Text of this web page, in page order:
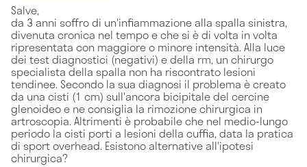
Salve,
da 3 anni soffro di un'infiammazione alla spalla sinistra,
divenuta cronica nel tempo e che si è di volta in volta
ripresentata con maggiore o minore intensità. Alla luce
dei test diagnostici (negativi) e della rm, un chirurgo
specialista della spalla non ha riscontrato lesioni
tendinee. Secondo la sua diagnosi il problema è creato
da una cisti (1 cm) sull'ancora bicipitale del cercine
glenoideo e ne consiglia la rimozione chirurgica in
artroscopia. Altrimenti è probabile che nel medio-lungo
periodo la cisti porti a lesioni della cuffia, data la pratica
di sport overhead. Esistono alternative all'ipotesi
chirurgica?